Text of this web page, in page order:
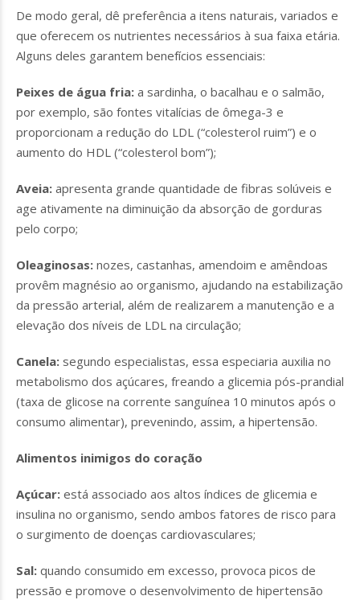
De modo geral, dê preferência a itens naturais, variados e
que oferecem os nutrientes necessários à sua faixa etária.
Alguns deles garantem benefícios essenciais:
Peixes de água fria: a sardinha, o bacalhau e o salmão,
por exemplo, são fontes vitalícias de ômega-3 e
proporcionam a redução do LDL (“colesterol ruim”) e o
aumento do HDL (“colesterol bom”);
Aveia: apresenta grande quantidade de fibras solúveis e
age ativamente na diminuição da absorção de gorduras
pelo corpo;
Oleaginosas: nozes, castanhas, amendoim e amêndoas
provêm magnésio ao organismo, ajudando na estabilização
da pressão arterial, além de realizarem a manutenção e a
elevação dos níveis de LDL na circulação;
Canela: segundo especialistas, essa especiaria auxilia no
metabolismo dos açúcares, freando a glicemia pós-prandial
(taxa de glicose na corrente sanguínea 10 minutos após o
consumo alimentar), prevenindo, assim, a hipertensão.
Alimentos inimigos do coração
Açúcar: está associado aos altos índices de glicemia e
insulina no organismo, sendo ambos fatores de risco para
o surgimento de doenças cardiovasculares;
Sal: quando consumido em excesso, provoca picos de
pressão e promove o desenvolvimento de hipertensão